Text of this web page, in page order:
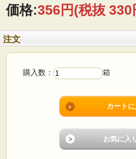
ヨーロッパ産バターをたっぷり練りこん
クッキーを組み合わせチェック柄に仕上げ
おいしさのひみつ
●独自製法で成型した美しいチェッ
●ほどけるような食感を楽しめるよ
●上品な甘さに仕上げるため、ココ
価格:356円(税抜 330
注文
購入数： 箱